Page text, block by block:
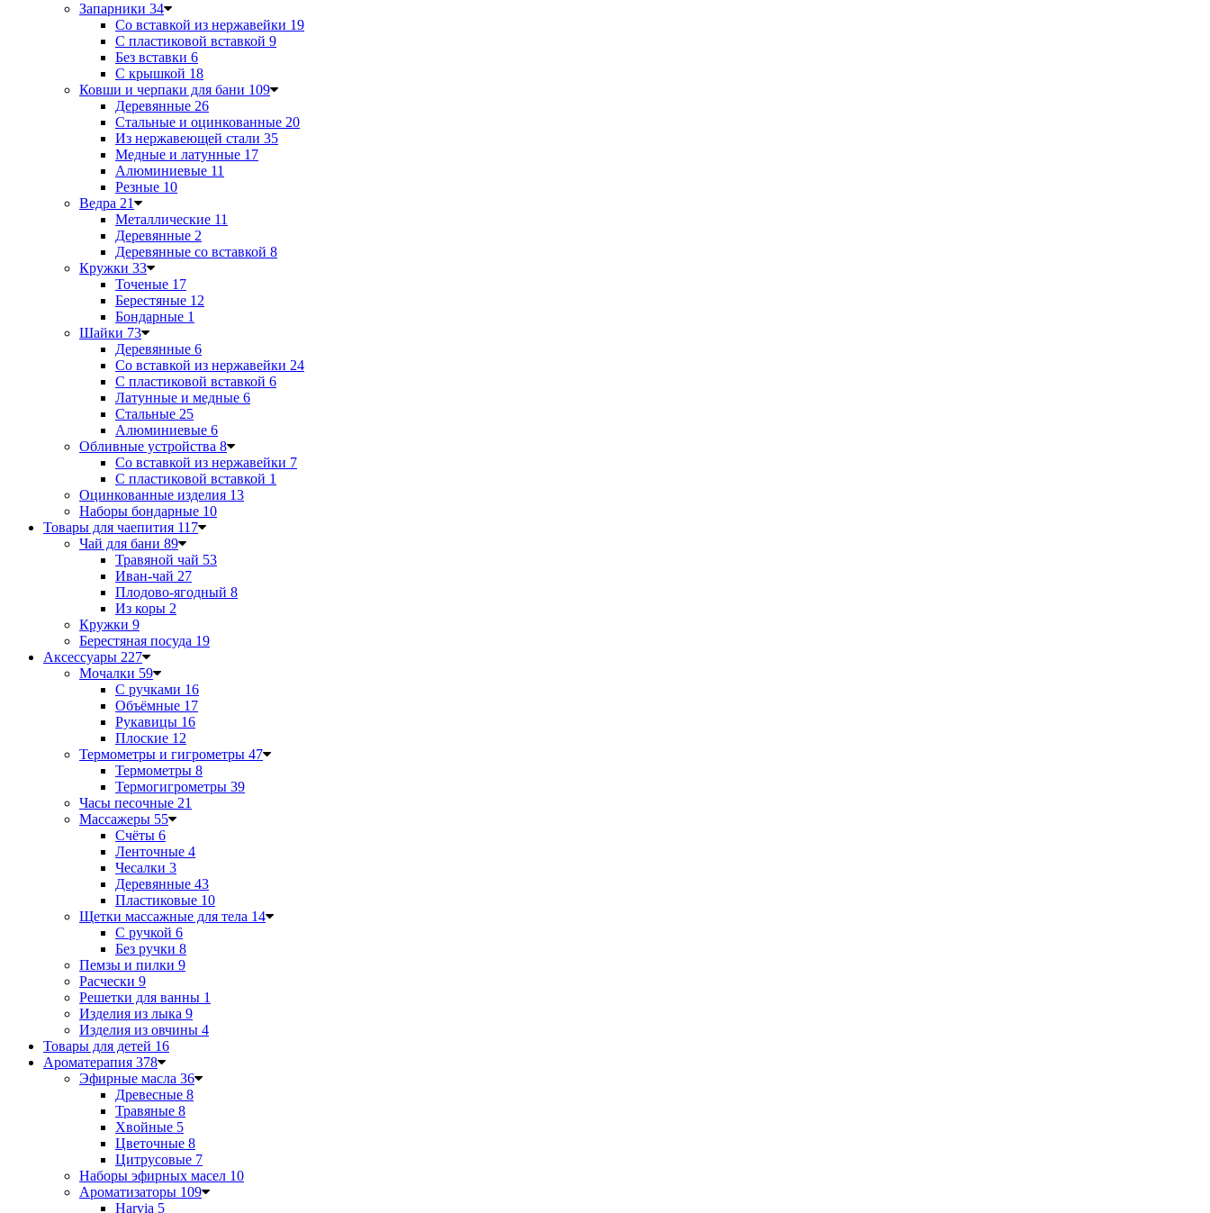
Запарники 34
Со вставкой из нержавейки 19
С пластиковой вставкой 9
Без вставки 6
С крышкой 18
Ковши и черпаки для бани 109
Деревянные 26
Стальные и оцинкованные 20
Из нержавеющей стали 35
Медные и латунные 17
Алюминиевые 11
Резные 10
Ведра 21
Металлические 11
Деревянные 2
Деревянные со вставкой 8
Кружки 33
Точеные 17
Берестяные 12
Бондарные 1
Шайки 73
Деревянные 6
Со вставкой из нержавейки 24
С пластиковой вставкой 6
Латунные и медные 6
Стальные 25
Алюминиевые 6
Обливные устройства 8
Со вставкой из нержавейки 7
С пластиковой вставкой 1
Оцинкованные изделия 13
Наборы бондарные 10
Товары для чаепития 117
Чай для бани 89
Травяной чай 53
Иван-чай 27
Плодово-ягодный 8
Из коры 2
Кружки 9
Берестяная посуда 19
Аксессуары 227
Мочалки 59
С ручками 16
Объёмные 17
Рукавицы 16
Плоские 12
Термометры и гигрометры 47
Термометры 8
Термогигрометры 39
Часы песочные 21
Массажеры 55
Счёты 6
Ленточные 4
Чесалки 3
Деревянные 43
Пластиковые 10
Щетки массажные для тела 14
С ручкой 6
Без ручки 8
Пемзы и пилки 9
Расчески 9
Решетки для ванны 1
Изделия из лыка 9
Изделия из овчины 4
Товары для детей 16
Ароматерапия 378
Эфирные масла 36
Древесные 8
Травяные 8
Хвойные 5
Цветочные 8
Цитрусовые 7
Наборы эфирных масел 10
Ароматизаторы 109
Harvia 5